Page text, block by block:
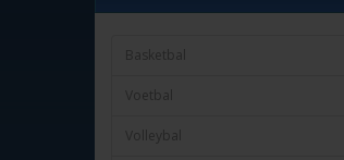
Basketbal
Voetbal
Volleybal